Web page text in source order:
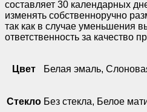
составляет 30 календарных
изменять собственноручно
так как в случае уменьшения
ответственность за качество
Цвет Белая эмаль,
Стекло Без стекла, Белое